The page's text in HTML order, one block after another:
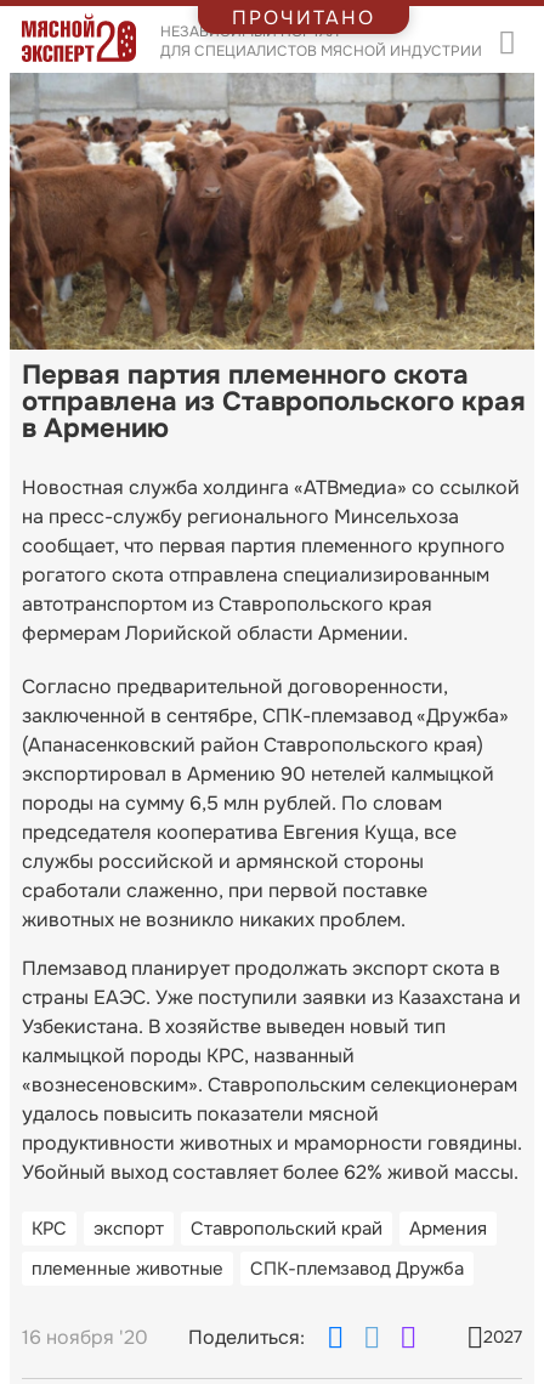
НЕЗАВИСИМЫЙ ПОРТАЛ
ДЛЯ СПЕЦИАЛИСТОВ МЯСНОЙ ИНДУСТРИИ
Первая партия племенного скота
отправлена из Ставропольского края
в Армению
Новостная служба холдинга «АТВмедиа» со ссылкой
на пресс-службу регионального Минсельхоза
сообщает, что первая партия племенного крупного
рогатого скота отправлена специализированным
автотранспортом из Ставропольского края
фермерам Лорийской области Армении.
Согласно предварительной договоренности,
заключенной в сентябре, СПК-племзавод «Дружба»
(Апанасенковский район Ставропольского края)
экспортировал в Армению 90 нетелей калмыцкой
породы на сумму 6,5 млн рублей. По словам
председателя кооператива Евгения Куща, все
службы российской и армянской стороны
сработали слаженно, при первой поставке
животных не возникло никаких проблем.
Племзавод планирует продолжать экспорт скота в
страны ЕАЭС. Уже поступили заявки из Казахстана и
Узбекистана. В хозяйстве выведен новый тип
калмыцкой породы КРС, названный
«вознесеновским». Ставропольским селекционерам
удалось повысить показатели мясной
продуктивности животных и мраморности говядины.
Убойный выход составляет более 62% живой массы.
КРС экспорт Ставропольский край
Армения
племенные животные
СПК-племзавод Дружба
16 ноября '20 Поделиться: 2027
ПРОЧИТАНО